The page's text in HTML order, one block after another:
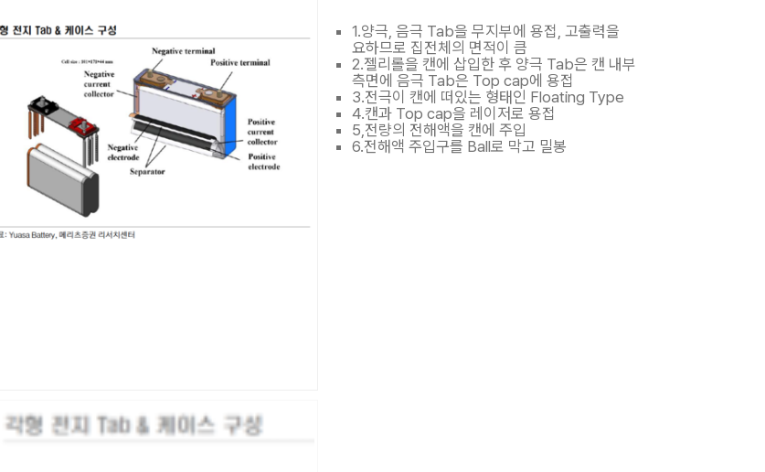
1.양극, 음극 Tab을 무지부에 용접, 고출력을
요하므로 집전체의 면적이 큼
2.젤리롤을 캔에 삽입한 후 양극 Tab은 캔 내부
측면에 음극 Tab은 Top cap에 용접
3.전극이 캔에 떠있는 형태인 Floating Type
4.캔과 Top cap을 레이저로 용접
5,전량의 전해액을 캔에 주입
6.전해액 주입구를 Ball로 막고 밀봉